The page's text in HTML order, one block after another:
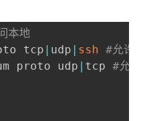
本地
tcp | udp | ssh #允许|
proto udp | tcp #允许|